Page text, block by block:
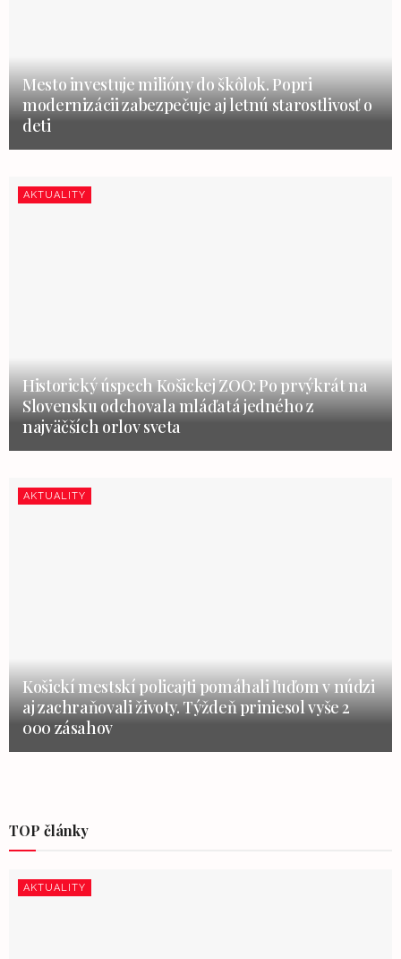
Mesto investuje milióny do škôlok. Popri
modernizácii zabezpečuje aj letnú starostlivosť o
deti
AKTUALITY
Historický úspech Košickej ZOO: Po prvýkrát na
Slovensku odchovala mláďatá jedného z
najväčších orlov sveta
AKTUALITY
Košickí mestskí policajti pomáhali ľuďom v núdzi
aj zachraňovali životy. Týždeň priniesol vyše 2
000 zásahov
TOP články
AKTUALITY